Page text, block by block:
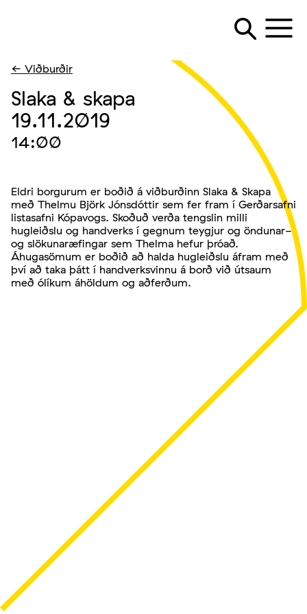
← Viðburðir
Slaka & skapa
19.11.2019
14:00
Eldri borgurum er boðið á viðburðinn Slaka & Skapa
með Thelmu Björk Jónsdóttir sem fer fram í Gerðarsafni
listasafni Kópavogs. Skoðuð verða tengslin milli
hugleiðslu og handverks í gegnum teygjur og öndunar-
og slökunaræfingar sem Thelma hefur þróað.
Áhugasömum er boðið að halda hugleiðslu áfram með
því að taka þátt í handverksvinnu á borð við útsaum
með ólíkum áhöldum og aðferðum.